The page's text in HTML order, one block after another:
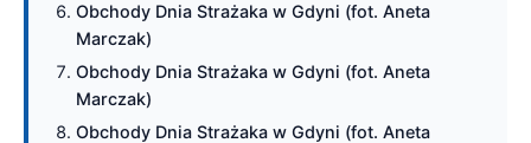
Obchody Dnia Strażaka w Gdyni (fot. Aneta
Marczak)
Obchody Dnia Strażaka w Gdyni (fot. Aneta
Marczak)
Obchody Dnia Strażaka w Gdyni (fot. Aneta